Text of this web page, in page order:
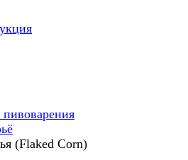
(Flaked Corn)